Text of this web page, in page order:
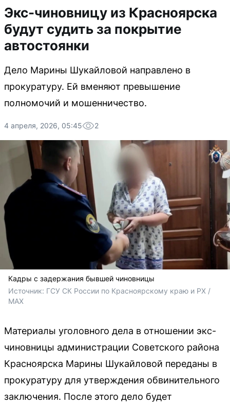
Экс-чиновницу из Красноярска
будут судить за покрытие
автостоянки
Дело Марины Шукайловой направлено в
прокуратуру. Ей вменяют превышение
полномочий и мошенничество.
4 апреля, 2026, 05:45 2
Кадры с задержания бывшей чиновницы
Источник: ГСУ СК России по Красноярскому краю и РХ /
МАХ
Материалы уголовного дела в отношении экс-
чиновницы администрации Советского района
Красноярска Марины Шукайловой переданы в
прокуратуру для утверждения обвинительного
заключения. После этого дело будет